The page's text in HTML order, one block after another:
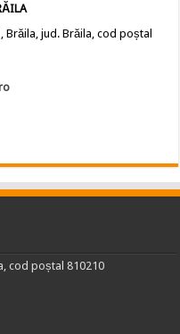
Brăila, jud. Brăila, cod poștal
cod poștal 810210